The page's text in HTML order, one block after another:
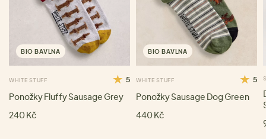
BIO BAVLNA
WHITE STUFF 5
Ponožky Fluffy Sausage Grey
240 Kč
BIO BAVLNA
WHITE STUFF 5
Ponožky Sausage Dog Green
440 Kč